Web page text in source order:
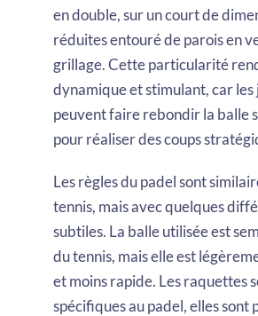
en double, sur un court de
réduites entouré de parois en
grillage. Cette particularité
dynamique et stimulant, car les
peuvent faire rebondir la balle
pour réaliser des coups
Les règles du padel sont
tennis, mais avec quelques
subtiles. La balle utilisée est
du tennis, mais elle est
et moins rapide. Les raquettes
spécifiques au padel, elles sont